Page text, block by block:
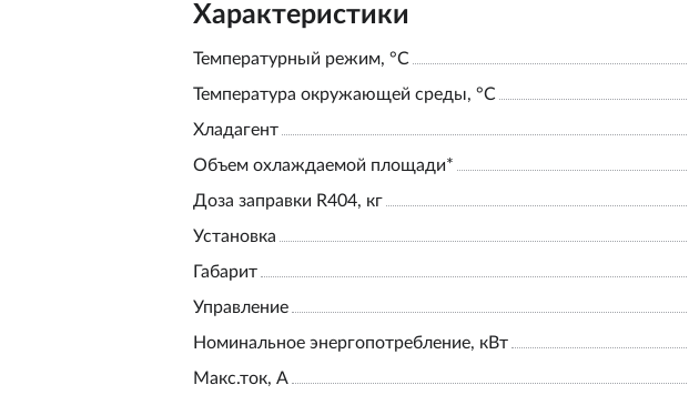
Характеристики
Температурный режим, °С
Температура окружающей среды, °С
Хладагент
Объем охлаждаемой площади*
Доза заправки R404, кг
Установка
Габарит
Управление
Номинальное энергопотребление, кВт
Макс.ток, А